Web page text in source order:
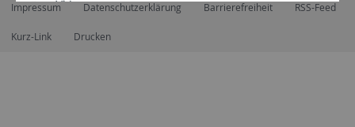
Impressum Datenschutzerklärung Barrierefreiheit RSS-Feed
Kurz-Link Drucken
Videos